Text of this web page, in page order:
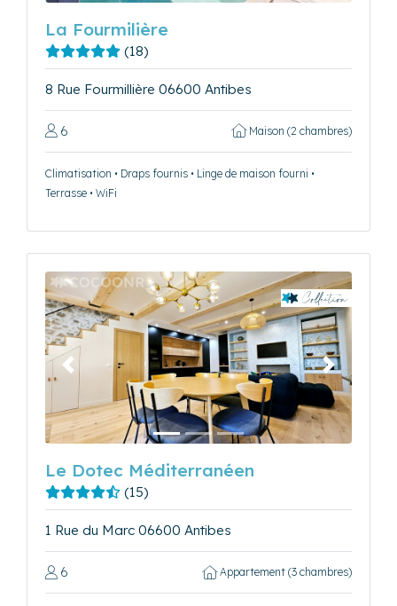
La Fourmilière
(18)
8 Rue Fourmillière 06600 Antibes
6 Maison (2 chambres)
Climatisation • Draps fournis • Linge de maison fourni •
Terrasse • WiFi
Précédent Suivant
Le Dotec Méditerranéen
(15)
1 Rue du Marc 06600 Antibes
6 Appartement (3 chambres)